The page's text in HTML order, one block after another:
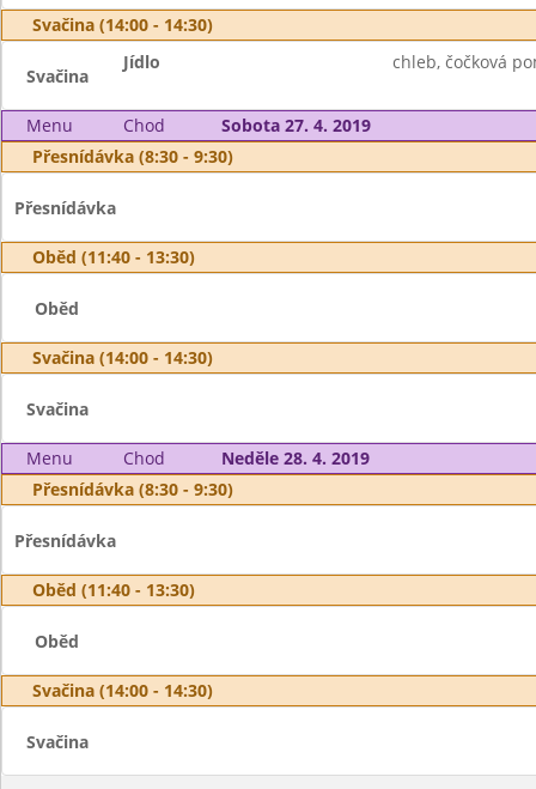
Svačina (14:00 - 14:30)
Svačina
Jídlo chleb, čočková
Menu Chod
Sobota 27. 4. 2019
Přesnídávka (8:30 - 9:30)
Přesnídávka
Oběd (11:40 - 13:30)
Oběd
Svačina (14:00 - 14:30)
Svačina
Menu Chod
Neděle 28. 4. 2019
Přesnídávka (8:30 - 9:30)
Přesnídávka
Oběd (11:40 - 13:30)
Oběd
Svačina (14:00 - 14:30)
Svačina